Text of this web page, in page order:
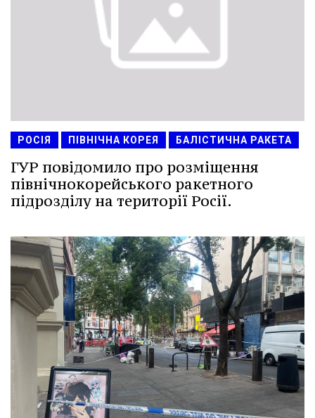
РОСІЯ ПІВНІЧНА КОРЕЯ БАЛІСТИЧНА РАКЕТА
ГУР повідомило про розміщення
північнокорейського ракетного
підрозділу на території Росії.